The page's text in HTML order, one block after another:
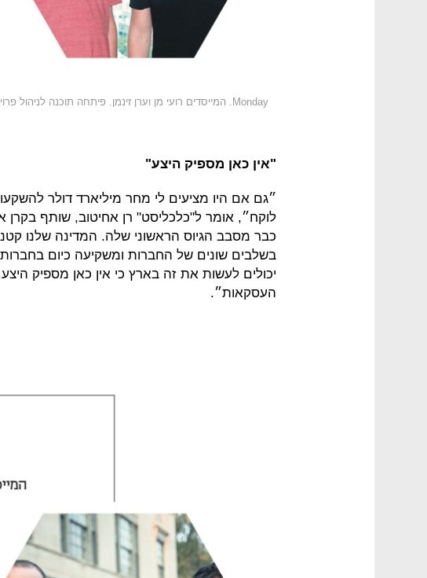
Monday. המייסדים רועי מן וערן זינמן. פיתחה תוכנה לניהול פרויקטים
"אין כאן מספיק היצע"
״גם אם היו מציעים לי מחר מיליארד דולר
כבר מסבב הגיוס הראשוני שלה. המדינה שלנו
בשלבים שונים של החברות ומשקיעה כיום בחברות
יכולים לעשות את זה בארץ כי אין כאן מספיק
העסקאות״.